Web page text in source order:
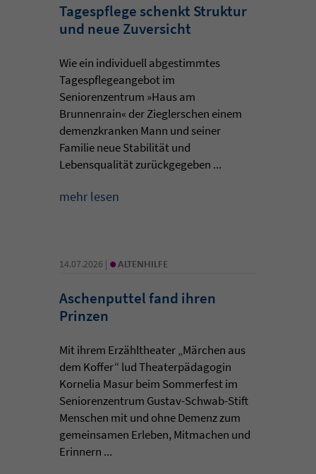
Tagespflege schenkt Struktur
und neue Zuversicht
Wie ein individuell abgestimmtes
Tagespflegeangebot im
Seniorenzentrum »Haus am
Brunnenrain« der Zieglerschen einem
demenzkranken Mann und seiner
Familie neue Stabilität und
Lebensqualität zurückgegeben ...
mehr lesen
14.07.2026 | • ALTENHILFE
Aschenputtel fand ihren
Prinzen
Mit ihrem Erzähltheater „Märchen aus
dem Koffer“ lud Theaterpädagogin
Kornelia Masur beim Sommerfest im
Seniorenzentrum Gustav-Schwab-Stift
Menschen mit und ohne Demenz zum
gemeinsamen Erleben, Mitmachen und
Erinnern ...